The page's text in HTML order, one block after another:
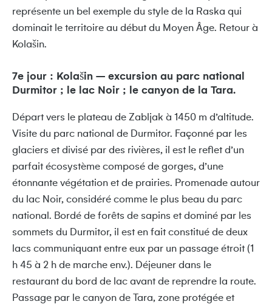
représente un bel exemple du style de la Raska qui
dominait le territoire au début du Moyen Âge. Retour à
Kolašin.
7e jour : Kolašin – excursion au parc national
Durmitor ; le lac Noir ; le canyon de la Tara.
Départ vers le plateau de Zabljak à 1450 m d’altitude.
Visite du parc national de Durmitor. Façonné par les
glaciers et divisé par des rivières, il est le reflet d’un
parfait écosystème composé de gorges, d’une
étonnante végétation et de prairies. Promenade autour
du lac Noir, considéré comme le plus beau du parc
national. Bordé de forêts de sapins et dominé par les
sommets du Durmitor, il est en fait constitué de deux
lacs communiquant entre eux par un passage étroit (1
h 45 à 2 h de marche env.). Déjeuner dans le
restaurant du bord de lac avant de reprendre la route.
Passage par le canyon de Tara, zone protégée et